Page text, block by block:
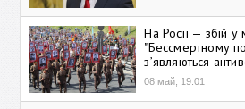
На Росії — збій у
"Бессмертному
зʼявляються
08 май, 19:01